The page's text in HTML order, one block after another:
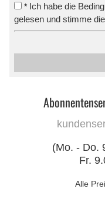
* Ich habe die
gelesen und stimme
(Mo. - Do.
Fr.
Alle